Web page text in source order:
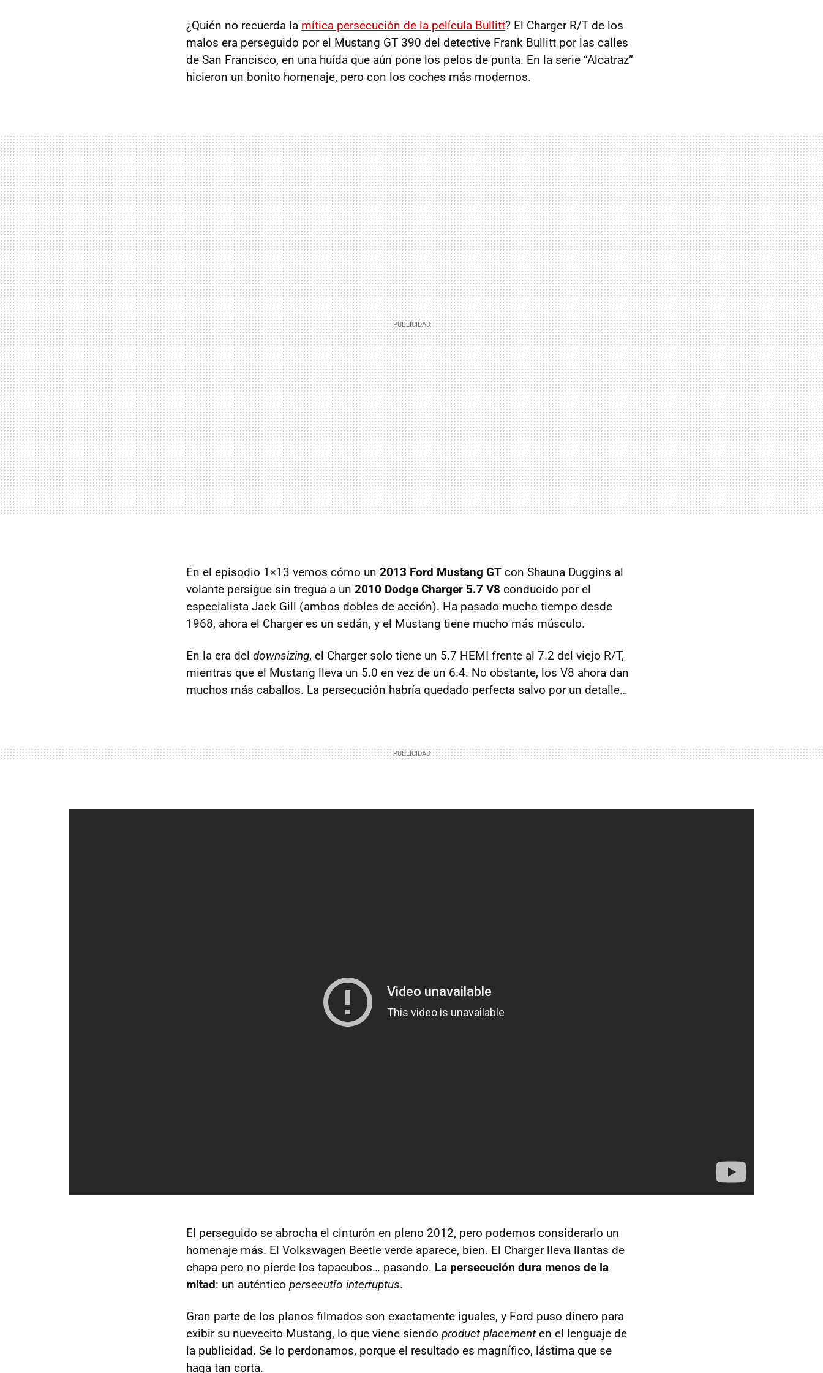
¿Quién no recuerda la mítica persecución de la película Bullitt? El Charger R/T de los
malos era perseguido por el Mustang GT 390 del detective Frank Bullitt por las calles
de San Francisco, en una huída que aún pone los pelos de punta. En la serie “Alcatraz”
hicieron un bonito homenaje, pero con los coches más modernos.
En el episodio 1×13 vemos cómo un 2013 Ford Mustang GT con Shauna Duggins al
volante persigue sin tregua a un 2010 Dodge Charger 5.7 V8 conducido por el
especialista Jack Gill (ambos dobles de acción). Ha pasado mucho tiempo desde
1968, ahora el Charger es un sedán, y el Mustang tiene mucho más músculo.
En la era del downsizing, el Charger solo tiene un 5.7 HEMI frente al 7.2 del viejo R/T,
mientras que el Mustang lleva un 5.0 en vez de un 6.4. No obstante, los V8 ahora dan
muchos más caballos. La persecución habría quedado perfecta salvo por un detalle…
El perseguido se abrocha el cinturón en pleno 2012, pero podemos considerarlo un
homenaje más. El Volkswagen Beetle verde aparece, bien. El Charger lleva llantas de
chapa pero no pierde los tapacubos… pasando. La persecución dura menos de la
mitad: un auténtico persecutĭo interruptus.
Gran parte de los planos filmados son exactamente iguales, y Ford puso dinero para
exibir su nuevecito Mustang, lo que viene siendo product placement en el lenguaje de
la publicidad. Se lo perdonamos, porque el resultado es magnífico, lástima que se
haga tan corta.